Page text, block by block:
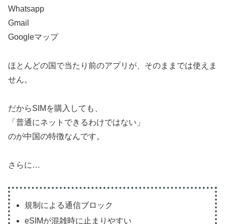
Whatsapp
Gmail
Googleマップ
ほとんどの国で当たり前のアプリが、そのままでは使えま
せん。
だからSIMを購入しても、
「普通にネットできるわけではない」
のが中国の特徴なんです。
さらに…
規制による通信ブロック
eSIMが混雑時に止まりやすい